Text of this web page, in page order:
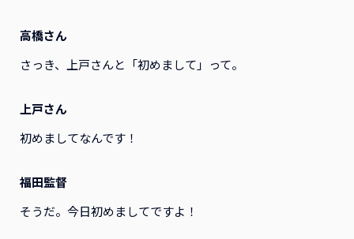
高橋さん
さっき、上戸さんと「初めまして」って。
上戸さん
初めましてなんです！
福田監督
そうだ。今日初めましてですよ！